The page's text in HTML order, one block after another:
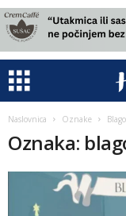
Naslovnica Oznake
Oznaka: